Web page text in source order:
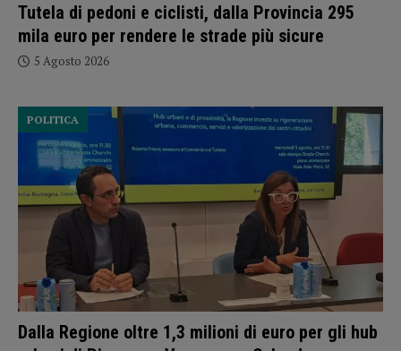
Tutela di pedoni e ciclisti, dalla Provincia 295
mila euro per rendere le strade più sicure
5 Agosto 2026
Dalla Regione oltre 1,3 milioni di euro per gli hub
POLITICA